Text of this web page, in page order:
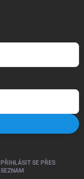
PŘIHLÁSIT SE PŘES
SEZNAM